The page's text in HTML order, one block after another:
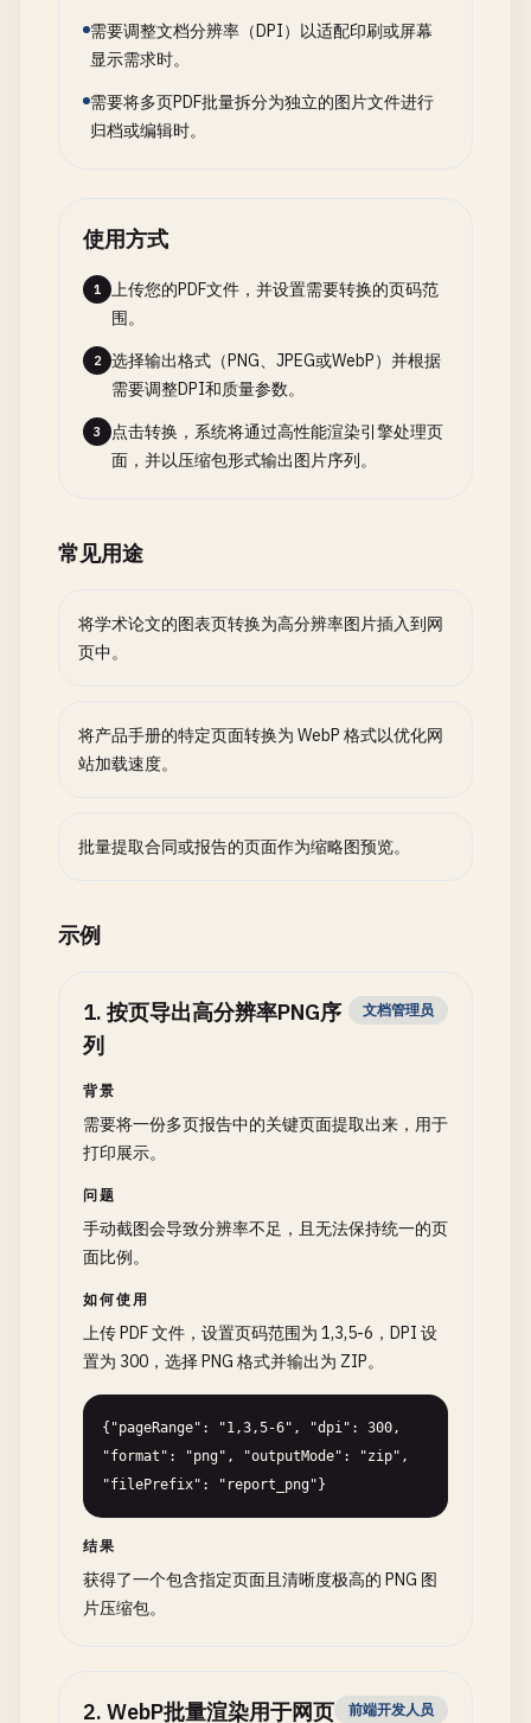
需要调整文档分辨率（DPI）以适配印刷或屏幕
显示需求时。
需要将多页PDF批量拆分为独立的图片文件进行
归档或编辑时。
使用方式
1
上传您的PDF文件，并设置需要转换的页码范
围。
2
选择输出格式（PNG、JPEG或WebP）并根据
需要调整DPI和质量参数。
3
点击转换，系统将通过高性能渲染引擎处理页
面，并以压缩包形式输出图片序列。
常见用途
将学术论文的图表页转换为高分辨率图片插入到网
页中。
将产品手册的特定页面转换为 WebP 格式以优化网
站加载速度。
批量提取合同或报告的页面作为缩略图预览。
示例
1. 按页导出高分辨率PNG序
列
文档管理员
背景
需要将一份多页报告中的关键页面提取出来，用于
打印展示。
问题
手动截图会导致分辨率不足，且无法保持统一的页
面比例。
如何使用
上传 PDF 文件，设置页码范围为 1,3,5-6，DPI 设
置为 300，选择 PNG 格式并输出为 ZIP。
{"pageRange": "1,3,5-6", "dpi": 300,
"format": "png", "outputMode": "zip",
"filePrefix": "report_png"}
结果
获得了一个包含指定页面且清晰度极高的 PNG 图
片压缩包。
2. WebP批量渲染用于网页 前端开发人员